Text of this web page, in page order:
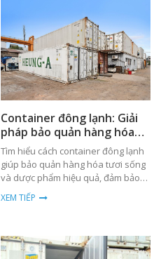
Container đông lạnh: Giải
pháp bảo quản hàng hóa
hiệu quả
Tìm hiểu cách container đông lạnh
giúp bảo quản hàng hóa tươi sống
và dược phẩm hiệu quả, đảm bảo
nhiệt độ ổn định trong suốt quá
trình vận chuyển.
XEM TIẾP